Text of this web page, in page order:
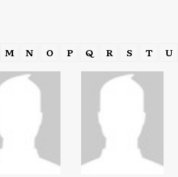
M N O P Q R S T U